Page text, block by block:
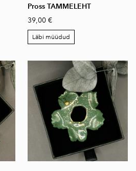
Pross TAMMELEHT
39,00 €
Läbi müüdud